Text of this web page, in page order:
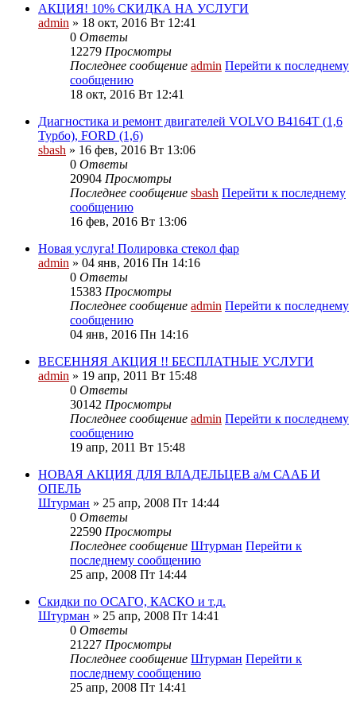
АКЦИЯ! 10% СКИДКА НА УСЛУГИ
admin » 18 окт, 2016 Вт 12:41
0 Ответы
12279 Просмотры
Последнее сообщение admin Перейти к последнему
сообщению
18 окт, 2016 Вт 12:41
Диагностика и ремонт двигателей VOLVO B4164T (1,6
Турбо), FORD (1,6)
sbash » 16 фев, 2016 Вт 13:06
0 Ответы
20904 Просмотры
Последнее сообщение sbash Перейти к последнему
сообщению
16 фев, 2016 Вт 13:06
Новая услуга! Полировка стекол фар
admin » 04 янв, 2016 Пн 14:16
0 Ответы
15383 Просмотры
Последнее сообщение admin Перейти к последнему
сообщению
04 янв, 2016 Пн 14:16
ВЕСЕННЯЯ АКЦИЯ !! БЕСПЛАТНЫЕ УСЛУГИ
admin » 19 апр, 2011 Вт 15:48
0 Ответы
30142 Просмотры
Последнее сообщение admin Перейти к последнему
сообщению
19 апр, 2011 Вт 15:48
НОВАЯ АКЦИЯ ДЛЯ ВЛАДЕЛЬЦЕВ а/м СААБ И
ОПЕЛЬ
Штурман » 25 апр, 2008 Пт 14:44
0 Ответы
22590 Просмотры
Последнее сообщение Штурман Перейти к
последнему сообщению
25 апр, 2008 Пт 14:44
Скидки по ОСАГО, КАСКО и т.д.
Штурман » 25 апр, 2008 Пт 14:41
0 Ответы
21227 Просмотры
Последнее сообщение Штурман Перейти к
последнему сообщению
25 апр, 2008 Пт 14:41